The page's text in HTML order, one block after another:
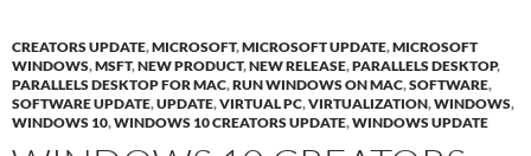
CREATORS UPDATE,MICROSOFT,MICROSOFT UPDATE,MICROSOFT
WINDOWS,MSFT,NEW PRODUCT,NEW RELEASE,PARALLELS DESKTOP,
PARALLELS DESKTOP FOR MAC,RUN WINDOWS ON MAC,SOFTWARE,
SOFTWARE UPDATE,UPDATE,VIRTUAL PC,VIRTUALIZATION,WINDOWS,
WINDOWS 10,WINDOWS 10 CREATORS UPDATE,WINDOWS UPDATE